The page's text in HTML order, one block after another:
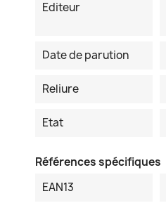
Editeur
Date de parution
Reliure
Etat
Références spécifiques
EAN13